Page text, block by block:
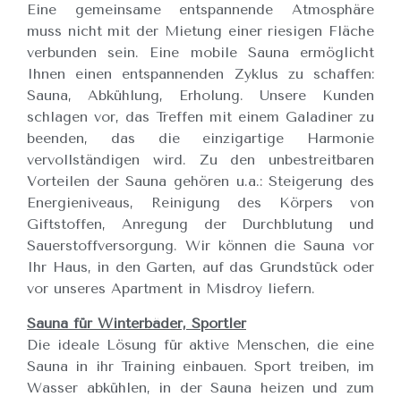
Eine gemeinsame entspannende Atmosphäre
muss nicht mit der Mietung einer riesigen Fläche
verbunden sein. Eine mobile Sauna ermöglicht
Ihnen einen entspannenden Zyklus zu schaffen:
Sauna, Abkühlung, Erholung. Unsere Kunden
schlagen vor, das Treffen mit einem Galadiner zu
beenden, das die einzigartige Harmonie
vervollständigen wird. Zu den unbestreitbaren
Vorteilen der Sauna gehören u.a.: Steigerung des
Energieniveaus, Reinigung des Körpers von
Giftstoffen, Anregung der Durchblutung und
Sauerstoffversorgung. Wir können die Sauna vor
Ihr Haus, in den Garten, auf das Grundstück oder
vor unseres Apartment in Misdroy liefern.
Sauna für Winterbäder, Sportler
Die ideale Lösung für aktive Menschen, die eine
Sauna in ihr Training einbauen. Sport treiben, im
Wasser abkühlen, in der Sauna heizen und zum